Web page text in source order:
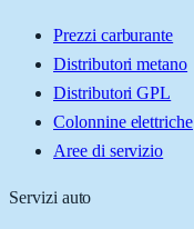
Prezzi carburante
Distributori metano
Distributori GPL
Colonnine elettriche
Aree di servizio
Servizi auto